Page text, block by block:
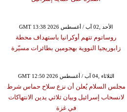
GMT 13:38 2026 الأحد ,02 آب / أغسطس
روساتوم تتهم أوكرانيا باستهداف محطة
زابوريجيا النووية بهجومين بطائرات مسيّرة
GMT 12:50 2026 الثلاثاء ,04 آب / أغسطس
مجلس السلام يُعلن أن نزع سلاح حماس شرط
لانسحاب إسرائيل وبيان ثلاثي يدين الانتهاكات
في غزة